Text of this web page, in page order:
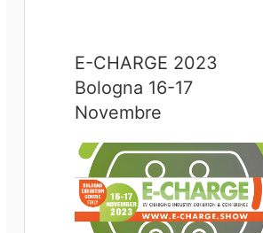
E-CHARGE 2023
Bologna 16-17
Novembre